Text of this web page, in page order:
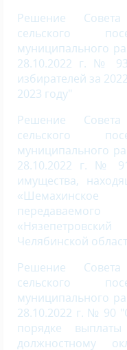
Решение Совета
сельского
муниципального
28.10.2022 г. №
избирателей за
2023 году"
Решение Совета
сельского
муниципального
28.10.2022 г. №
имущества,
«Шемахинское
Челябинской
Решение Совета
сельского
муниципального
28.10.2022 г. № 90
порядке
должностному